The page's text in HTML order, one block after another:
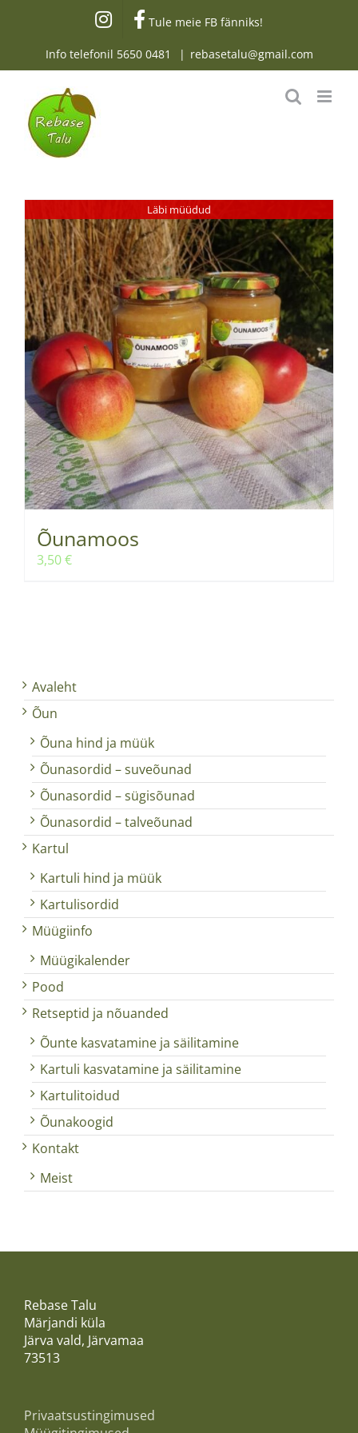
Tule meie FB fänniks!
Info telefonil 5650 0481 | rebasetalu@gmail.com
Läbi müüdud
Õunamoos
3,50€
Avaleht
Õun
Õuna hind ja müük
Õunasordid – suveõunad
Õunasordid – sügisõunad
Õunasordid – talveõunad
Kartul
Kartuli hind ja müük
Kartulisordid
Müügiinfo
Müügikalender
Pood
Retseptid ja nõuanded
Õunte kasvatamine ja säilitamine
Kartuli kasvatamine ja säilitamine
Kartulitoidud
Õunakoogid
Kontakt
Meist
Rebase Talu
Märjandi küla
Järva vald, Järvamaa
73513
Privaatsustingimused